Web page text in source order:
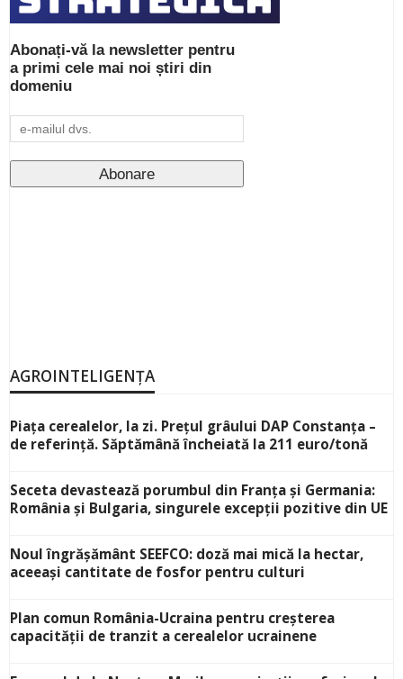
Abonați-vă la newsletter pentru
a primi cele mai noi știri din
domeniu
AGROINTELIGENȚA
Piața cerealelor, la zi. Prețul grâului DAP Constanța –
de referință. Săptămână încheiată la 211 euro/tonă
Seceta devastează porumbul din Franța și Germania:
România și Bulgaria, singurele excepții pozitive din UE
Noul îngrășământ SEEFCO: doză mai mică la hectar,
aceeași cantitate de fosfor pentru culturi
Plan comun România-Ucraina pentru creșterea
capacității de tranzit a cerealelor ucrainene